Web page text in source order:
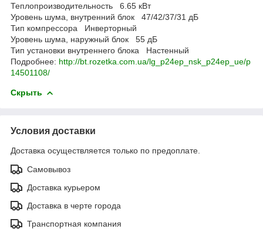
Теплопроизводительность 6.65 кВт
Уровень шума, внутренний блок 47/42/37/31 дБ
Тип компрессора Инверторный
Уровень шума, наружный блок 55 дБ
Тип установки внутреннего блока Настенный
Подробнее: http://bt.rozetka.com.ua/lg_p24ep_nsk_p24ep_ue/p
14501108/
Скрыть
Условия доставки
Доставка осуществляется только по предоплате.
Самовывоз
Доставка курьером
Доставка в черте города
Транспортная компания